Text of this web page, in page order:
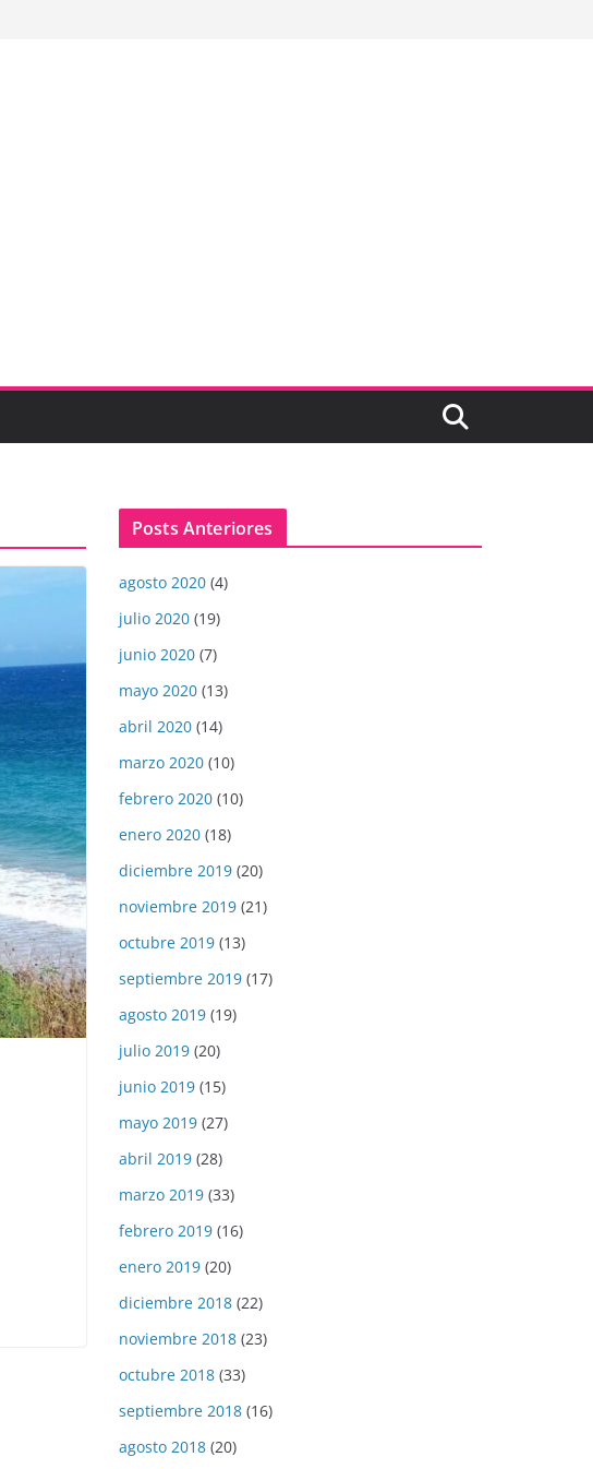
Posts Anteriores
agosto 2020 (4)
julio 2020 (19)
junio 2020 (7)
mayo 2020 (13)
abril 2020 (14)
marzo 2020 (10)
febrero 2020 (10)
enero 2020 (18)
diciembre 2019 (20)
noviembre 2019 (21)
octubre 2019 (13)
septiembre 2019 (17)
agosto 2019 (19)
julio 2019 (20)
junio 2019 (15)
mayo 2019 (27)
abril 2019 (28)
marzo 2019 (33)
febrero 2019 (16)
enero 2019 (20)
diciembre 2018 (22)
noviembre 2018 (23)
octubre 2018 (33)
septiembre 2018 (16)
agosto 2018 (20)